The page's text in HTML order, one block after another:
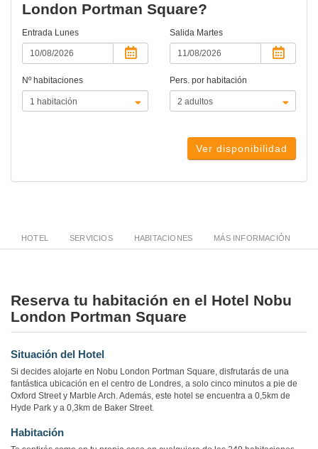
London Portman Square?
Entrada Lunes Salida Martes
Nº habitaciones Pers. por habitación
Ver disponibilidad
HOTEL SERVICIOS HABITACIONES MÁS INFORMACIÓN
Reserva tu habitación en el Hotel Nobu
London Portman Square
Situación del Hotel
Si decides alojarte en Nobu London Portman Square, disfrutarás de una
fantástica ubicación en el centro de Londres, a solo cinco minutos a pie de
Oxford Street y Marble Arch. Además, este hotel se encuentra a 0,5km de
Hyde Park y a 0,3km de Baker Street.
Habitación